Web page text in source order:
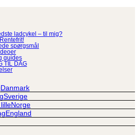
ladcykel – til mig?
spørgsmål
guides
TIL DAG
Danmark
Sverige
Norge
England